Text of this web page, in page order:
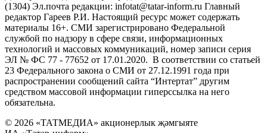
(1304) Эл.почта редакции: infotat@tatar-inform.ru Главный
редактор Гареев Р.И. Настоящий ресурс может содержать
материалы 16+. СМИ зарегистрировано Федеральной
службой по надзору в сфере связи, информационных
технологий и массовых коммуникаций, номер записи серия
ЭЛ № ФС 77 - 77652 от 17.01.2020. В соответствии со статьей
23 Федерального закона о СМИ от 27.12.1991 года при
распространении сообщений сайта “Интертат” другим
средством массовой информации гиперссылка на него
обязательна.
© 2026 «ТАТМЕДИА» акционерлык җәмгыяте